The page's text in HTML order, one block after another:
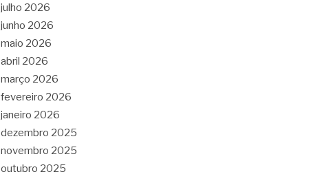
julho 2026
junho 2026
maio 2026
abril 2026
março 2026
fevereiro 2026
janeiro 2026
dezembro 2025
novembro 2025
outubro 2025